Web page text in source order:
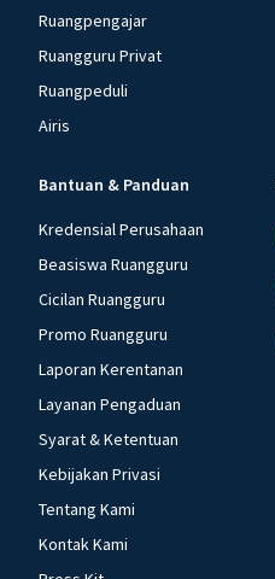
Ruangpengajar
Ruangguru Privat
Ruangpeduli
Airis
Bantuan & Panduan
Kredensial Perusahaan
Beasiswa Ruangguru
Cicilan Ruangguru
Promo Ruangguru
Laporan Kerentanan
Layanan Pengaduan
Syarat & Ketentuan
Kebijakan Privasi
Tentang Kami
Kontak Kami